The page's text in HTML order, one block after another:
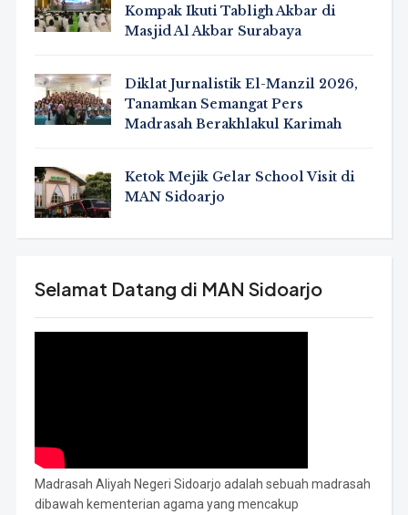
Kompak Ikuti Tabligh Akbar di
Masjid Al Akbar Surabaya
Diklat Jurnalistik El-Manzil 2026,
Tanamkan Semangat Pers
Madrasah Berakhlakul Karimah
Ketok Mejik Gelar School Visit di
MAN Sidoarjo
Selamat Datang di MAN Sidoarjo
Madrasah Aliyah Negeri Sidoarjo adalah sebuah madrasah
dibawah kementerian agama yang mencakup